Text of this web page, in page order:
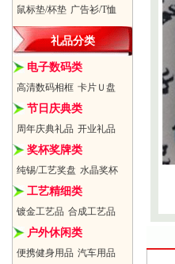
鼠标垫/杯垫 广告衫/T恤
礼品分类
电子数码类
高清数码相框 卡片Ｕ盘
节日庆典类
周年庆典礼品 开业礼品
奖杯奖牌类
纯锡/工艺奖盘 水晶奖杯
工艺精细类
镀金工艺品 合成工艺品
户外休闲类
便携健身用品 汽车用品